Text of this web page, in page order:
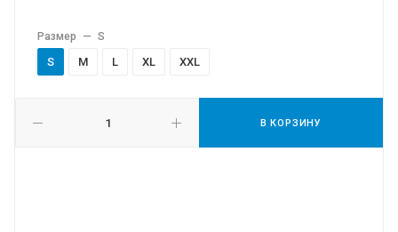
В КОРЗИНУ
Размер — S
S M L XL XXL